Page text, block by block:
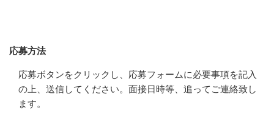
応募方法
応募ボタンをクリックし、応募フォームに必要事項を記入
の上、送信してください。面接日時等、追ってご連絡致し
ます。